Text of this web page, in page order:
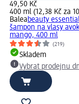
49,50 Kč
400 ml (12,38 Kč za
Baleabeauty
šampon na vlasy
mango, 400 ml
(219)
Skladem
Vybrat prodejnu